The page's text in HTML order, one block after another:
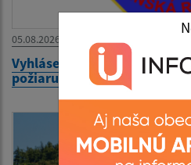
05.08.2026
Vyhlásenie času zvýšeného
požiaru